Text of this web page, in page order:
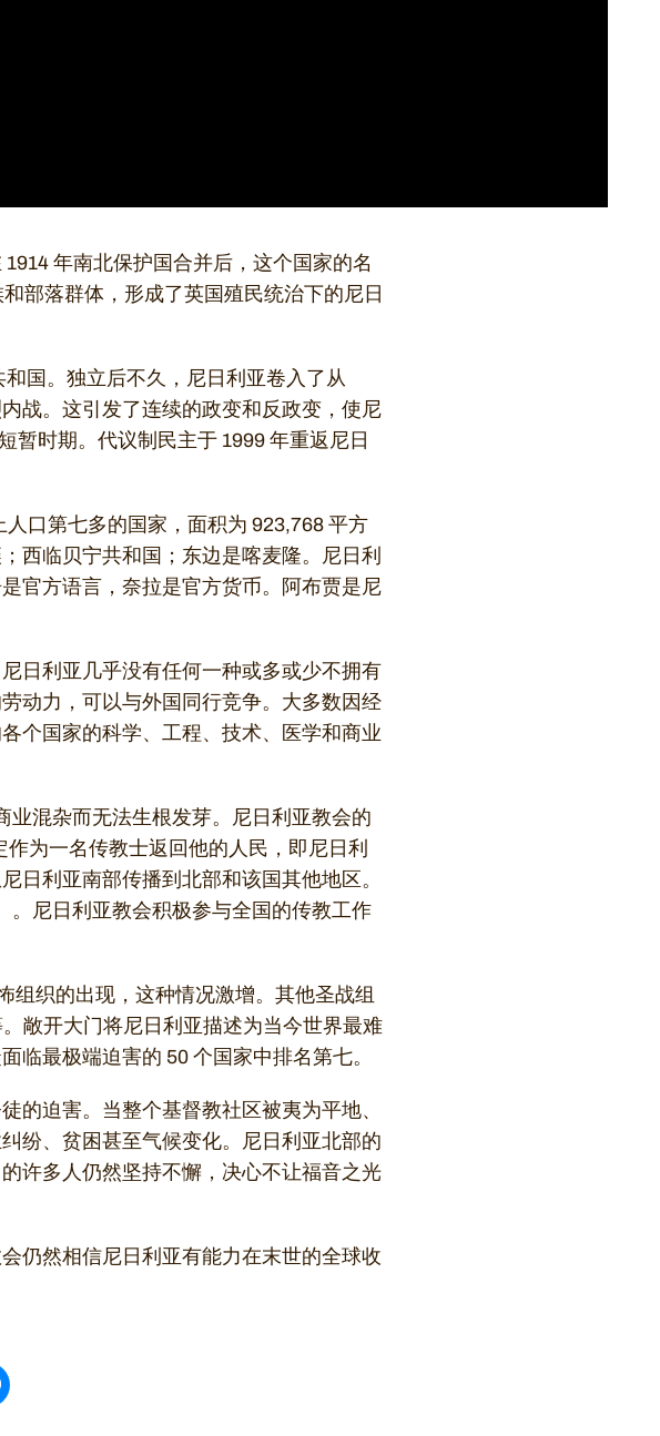
年南北保护国合并后，这个国家的名
部落群体，形成了英国殖民统治下的尼日
国。独立后不久，尼日利亚卷入了从
战。这引发了连续的政变和反政变，使尼
暂时期。代议制民主于 1999 年重返尼日
口第七多的国家，面积为 923,768 平方
西临贝宁共和国；东边是喀麦隆。尼日利
官方语言，奈拉是官方货币。阿布贾是尼
日利亚几乎没有任何一种或多或少不拥有
动力，可以与外国同行竞争。大多数因经
个国家的科学、工程、技术、医学和商业
业混杂而无法生根发芽。尼日利亚教会的
为一名传教士返回他的人民，即尼日利
日利亚南部传播到北部和该国其他地区。
。尼日利亚教会积极参与全国的传教工作
组织的出现，这种情况激增。其他圣战组
敞开大门将尼日利亚描述为当今世界最难
临最极端迫害的 50 个国家中排名第七。
的迫害。当整个基督教社区被夷为平地、
纷、贫困甚至气候变化。尼日利亚北部的
许多人仍然坚持不懈，决心不让福音之光
仍然相信尼日利亚有能力在末世的全球收